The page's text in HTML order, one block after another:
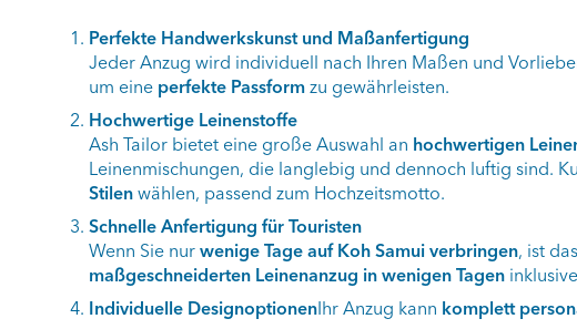
Perfekte Handwerkskunst und Maßanfertigung
Jeder Anzug wird individuell nach Ihren Maßen und
um eine perfekte Passform zu gewährleisten.
Hochwertige Leinenstoffe
Ash Tailor bietet eine große Auswahl an hochwertigen
Leinenmischungen, die langlebig und dennoch luftig sind.
Stilen wählen, passend zum Hochzeitsmotto.
Schnelle Anfertigung für Touristen
Wenn Sie nur wenige Tage auf Koh Samui verbringen, ist
maßgeschneiderten Leinenanzug in wenigen Tagen
Individuelle DesignoptionenIhr Anzug kann komplett